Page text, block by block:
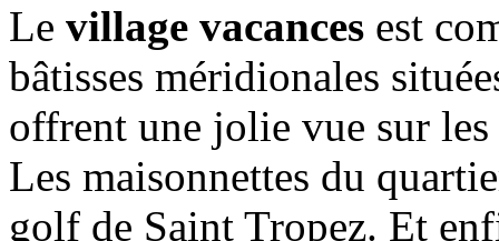
Le village vacances est
bâtisses méridionales
offrent une jolie vue sur
Les maisonnettes du
golf de Saint Tropez. Et